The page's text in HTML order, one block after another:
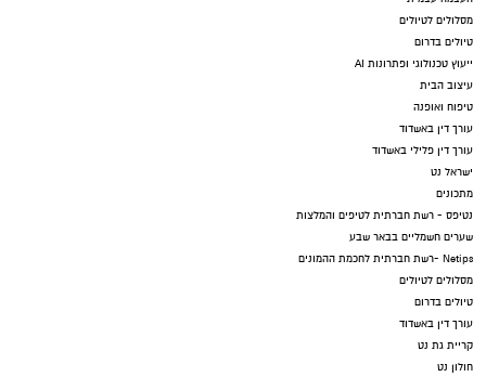
מסלולים לטיולים
טיולים בדרום
ייעוץ טכנולוגי ופתרונות AI
עיצוב הבית
טיפוח ואופנה
עורך דין באשדוד
עורך דין פלילי באשדוד
ישראל נט
מתכונים
נטיפס - רשת חברתית לטיפים והמלצות
שערים חשמליים בבאר שבע
Netips -רשת חברתית לחכמת ההמונים
מסלולים לטיולים
טיולים בדרום
עורך דין באשדוד
קריית גת נט
חולון נט